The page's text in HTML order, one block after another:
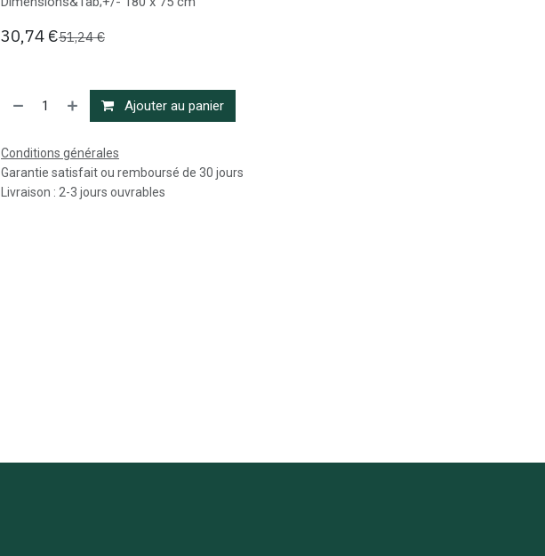
30,74 €51,24€
Ajouter au panier
Conditions générales
Garantie satisfait ou remboursé de 30 jours
Livraison : 2-3 jours ouvrables